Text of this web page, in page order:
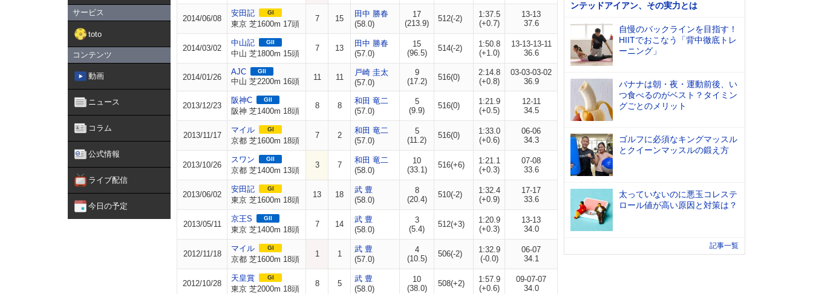
サービス
toto
コンテンツ
動画
ニュース
コラム
公式情報
ライブ配信
今日の予定
2014/06/08
安田記 GI
東京 芝1600m 17頭
7 15
田中 勝春
(58.0)
17
(213.9)
512(-2)
1:37.5
(+0.7)
13-13
37.6
2014/03/02
中山記 GII
中山 芝1800m 15頭
7 13
田中 勝春
(57.0)
15
(96.5)
514(-2)
1:50.8
(+1.0)
13-13-13-11
36.6
2014/01/26
AJC GII
中山 芝2200m 16頭 11 11
戸崎 圭太
(57.0)
9
(17.2)
516(0)
2:14.8
(+0.8)
03-03-03-02
36.9
2013/12/23
阪神C GII
阪神 芝1400m 18頭
8 8
和田 竜二
(57.0)
5
(9.9)
516(0)
1:21.9
(+0.5)
12-11
34.5
2013/11/17
マイル GI
京都 芝1600m 18頭
7 2
和田 竜二
(57.0)
5
(11.2)
516(0)
1:33.0
(+0.6)
06-06
34.3
2013/10/26
スワン GII
京都 芝1400m 13頭
3 7
和田 竜二
(58.0)
10
(33.1)
516(+6)
1:21.1
(+0.3)
07-08
33.6
2013/06/02
安田記 GI
東京 芝1600m 18頭
13 18
武 豊
(58.0)
8
(20.4)
510(-2)
1:32.4
(+0.9)
17-17
33.6
2013/05/11
京王S GII
東京 芝1400m 18頭
7 14
武 豊
(58.0)
3
(5.4)
512(+3)
1:20.9
(+0.3)
13-13
34.0
2012/11/18
マイル GI
京都 芝1600m 18頭
1 1
武 豊
(57.0)
4
(10.5)
506(-2)
1:32.9
(-0.0)
06-07
34.1
2012/10/28
天皇賞 GI
東京 芝2000m 18頭
8 5
武 豊
(58.0)
10
(38.0)
508(+2)
1:57.9
(+0.6)
09-07-07
34.0
ンテッドアイアン、その実力とは
自慢のバックラインを目指す！
HIITでおこなう「背中徹底トレ
ーニング」
バナナは朝・夜・運動前後、い
つ食べるのがベスト？タイミン
グごとのメリット
ゴルフに必須なキングマッスル
とクイーンマッスルの鍛え方
太っていないのに悪玉コレステ
ロール値が高い原因と対策は？
記事一覧